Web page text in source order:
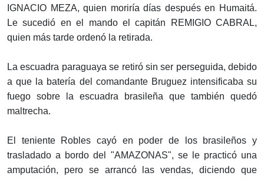
IGNACIO MEZA, quien moriría días después en Humaitá.
Le sucedió en el mando el capitán REMIGIO CABRAL,
quien más tarde ordenó la retirada.
La escuadra paraguaya se retiró sin ser perseguida, debido
a que la batería del comandante Bruguez intensificaba su
fuego sobre la escuadra brasileña que también quedó
maltrecha.
El teniente Robles cayó en poder de los brasileños y
trasladado a bordo del "AMAZONAS", se le practicó una
amputación, pero se arrancó las vendas, diciendo que